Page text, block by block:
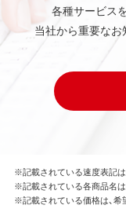
各種サービス
当社から重要なお
※記載されている速度表記は
※記載されている各商品名は
※記載されている価格は、希